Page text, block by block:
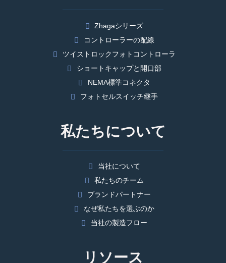
Zhagaシリーズ
コントローラーの配線
ツイストロックフォトコントローラ
ショートキャップと開口部
NEMA標準コネクタ
フォトセルスイッチ継手
私たちについて
当社について
私たちのチーム
ブランドパートナー
なぜ私たちを選ぶのか
当社の製造フロー
リソース